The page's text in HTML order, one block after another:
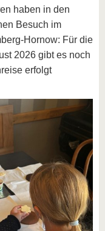
haben in den
Besuch im
Hornow: Für die
2026 gibt es noch
erfolgt